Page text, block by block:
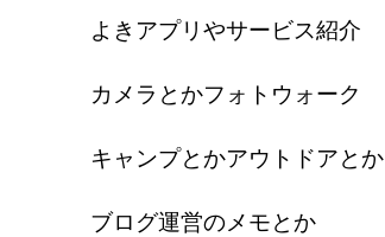
よきアプリやサービス紹介
カメラとかフォトウォーク
キャンプとかアウトドアとか
ブログ運営のメモとか